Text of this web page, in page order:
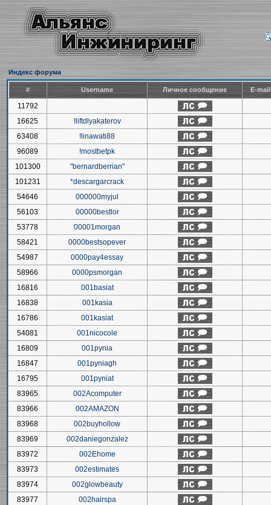
Индекс форума
# Username Личное сообщение E-
11792
16625
!liftdlyakaterov
63408
!linawati88
96089
!mostbetpk
101300
"bernardberrian"
101231
*descargarcrack
54646
000000myjul
56103
00000bestlor
53778
00001morgan
58421
0000bestsopever
54987
0000pay4essay
58966
0000psmorgan
16816
001basiat
16838
001kasia
16786
001kasiat
54081
001nicocole
16809
001pynia
16847
001pyniagh
16795
001pyniat
83965
002Acomputer
83966
002AMAZON
83968
002buyhollow
83969
002daniegonzalez
83972
002Ehome
83973
002estimates
83974
002glowbeauty
83977
002hairspa